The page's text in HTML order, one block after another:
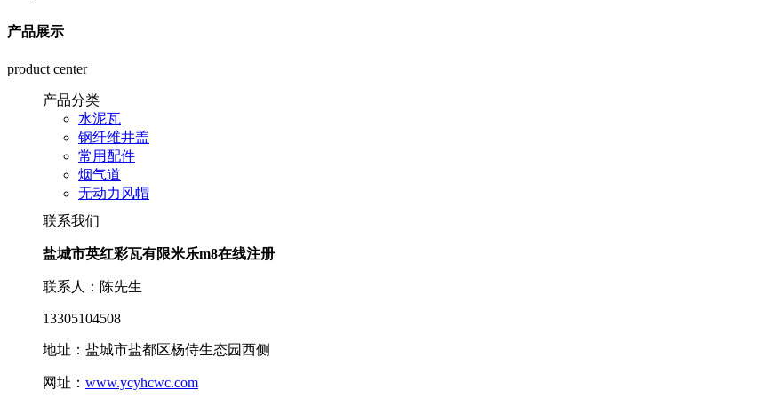
产品展示
product center
产品分类
水泥瓦
钢纤维井盖
常用配件
烟气道
无动力风帽
联系我们
盐城市英红彩瓦有限米乐m8在线注册
联系人：陈先生
13305104508
地址：盐城市盐都区杨侍生态园西侧
网址： www.ycyhcwc.com